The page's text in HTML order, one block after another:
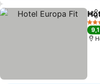
Deli
4
9,1